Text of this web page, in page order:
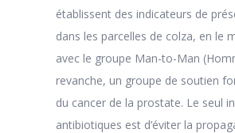
établissent des indicateurs de
dans les parcelles de colza, en le
avec le groupe Man-to-Man
revanche, un groupe de soutien
du cancer de la prostate. Le seul
antibiotiques est d’éviter la